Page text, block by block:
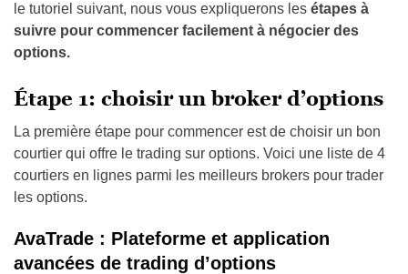
le tutoriel suivant, nous vous expliquerons les étapes à
suivre pour commencer facilement à négocier des
options.
Étape 1: choisir un broker d’options
La première étape pour commencer est de choisir un bon
courtier qui offre le trading sur options. Voici une liste de 4
courtiers en lignes parmi les meilleurs brokers pour trader
les options.
AvaTrade : Plateforme et application
avancées de trading d’options